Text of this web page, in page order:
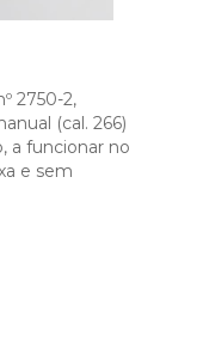
2750-2,
(cal. 266)
a funcionar no
e sem